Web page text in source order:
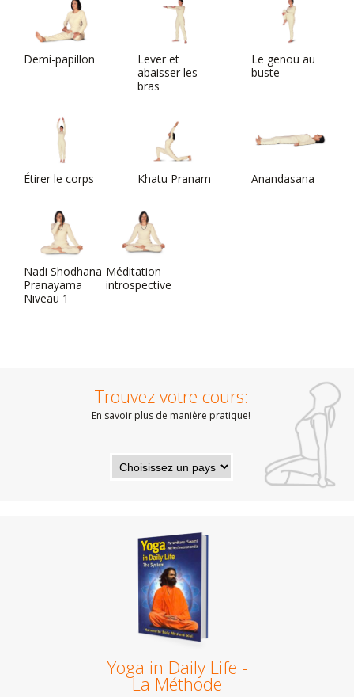
Demi-papillon
Lever et
abaisser les
bras
Le genou au
buste
Étirer le corps Khatu Pranam Anandasana
Nadi Shodhana
Pranayama
Niveau 1
Méditation
introspective
Trouvez votre cours:
En savoir plus de manière pratique!
Yoga in Daily Life -
La Méthode